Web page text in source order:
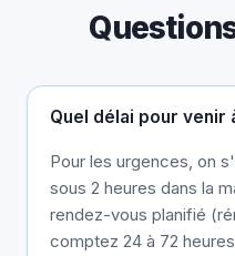
Quel délai pour venir
Pour les urgences, on
sous 2 heures dans la
rendez-vous planifié
comptez 24 à 72